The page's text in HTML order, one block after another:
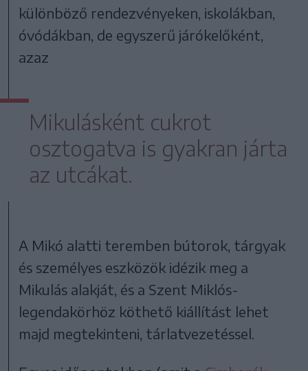
különböző rendezvényeken, iskolákban,
óvódákban, de egyszerű járókelőként,
azaz
Mikulásként cukrot
osztogatva is gyakran járta
az utcákat.
A Mikó alatti teremben bútorok, tárgyak
és személyes eszközök idézik meg a
Mikulás alakját, és a Szent Miklós-
legendakörhöz köthető kiállítást lehet
majd megtekinteni, tárlatvezetéssel.